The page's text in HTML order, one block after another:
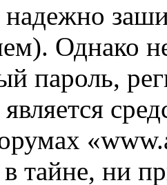
Однако
пароль,
тайне, ни